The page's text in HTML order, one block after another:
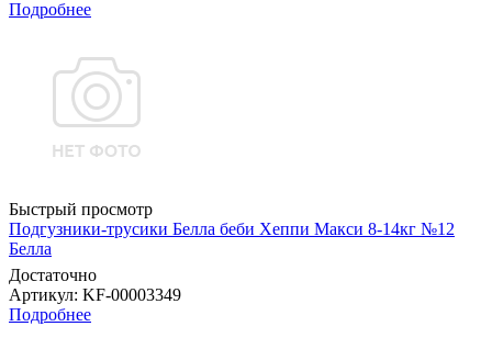
Подробнее
Быстрый просмотр
Подгузники-трусики Белла беби Хеппи Макси 8-14кг №12
Белла
Достаточно
Артикул: KF-00003349
Подробнее